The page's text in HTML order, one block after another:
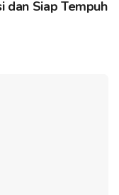
dan Siap Tempuh